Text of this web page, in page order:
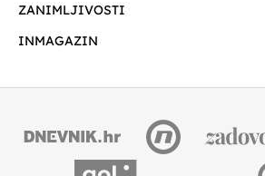
ZANIMLJIVOSTI
INMAGAZIN